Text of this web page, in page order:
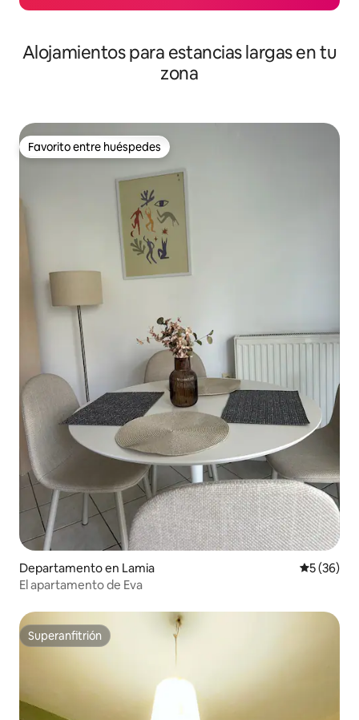
Alojamientos para estancias largas en tu
zona
Favorito entre huéspedes
Favorito entre huéspedes
Departamento en Lamia
5 (36)
El apartamento de Eva
Superanfitrión
Superanfitrión